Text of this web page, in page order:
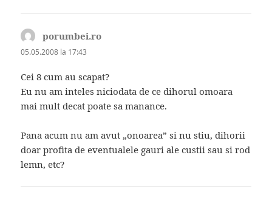
porumbei.ro
05.05.2008 la 17:43
Cei 8 cum au scapat?
Eu nu am inteles niciodata de ce dihorul omoara
mai mult decat poate sa manance.
Pana acum nu am avut „onoarea” si nu stiu, dihorii
doar profita de eventualele gauri ale custii sau si rod
lemn, etc?